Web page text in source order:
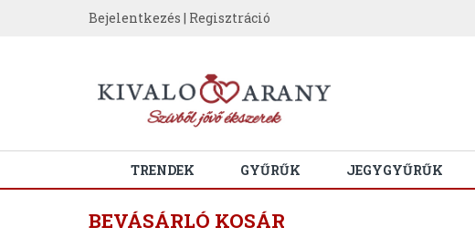
Bejelentkezés | Regisztráció
TRENDEK GYŰRŰK JEGYGYŰRŰK
BEVÁSÁRLÓ KOSÁR